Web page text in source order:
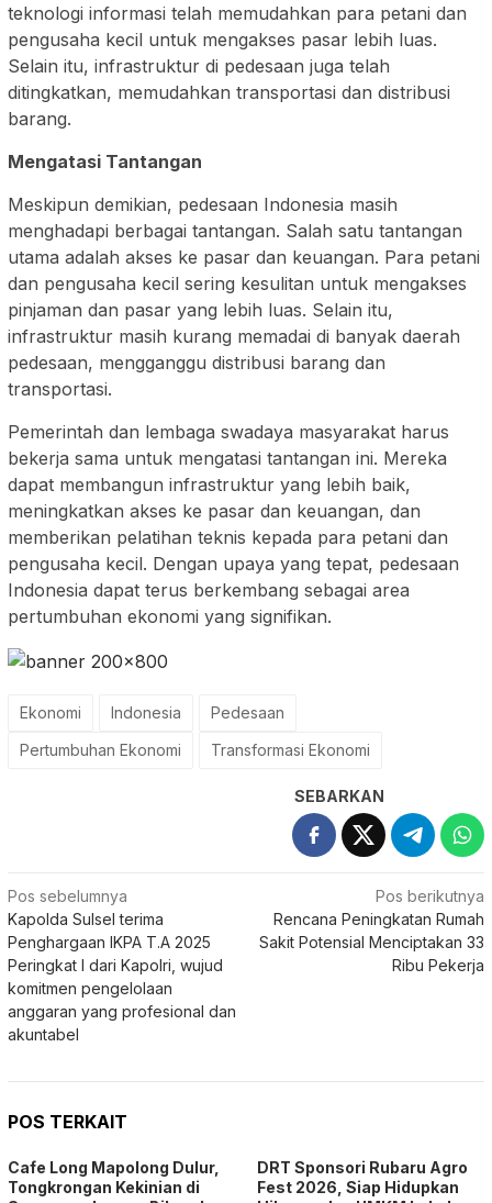
teknologi informasi telah memudahkan para petani dan
pengusaha kecil untuk mengakses pasar lebih luas.
Selain itu, infrastruktur di pedesaan juga telah
ditingkatkan, memudahkan transportasi dan distribusi
barang.
Mengatasi Tantangan
Meskipun demikian, pedesaan Indonesia masih
menghadapi berbagai tantangan. Salah satu tantangan
utama adalah akses ke pasar dan keuangan. Para petani
dan pengusaha kecil sering kesulitan untuk mengakses
pinjaman dan pasar yang lebih luas. Selain itu,
infrastruktur masih kurang memadai di banyak daerah
pedesaan, mengganggu distribusi barang dan
transportasi.
Pemerintah dan lembaga swadaya masyarakat harus
bekerja sama untuk mengatasi tantangan ini. Mereka
dapat membangun infrastruktur yang lebih baik,
meningkatkan akses ke pasar dan keuangan, dan
memberikan pelatihan teknis kepada para petani dan
pengusaha kecil. Dengan upaya yang tepat, pedesaan
Indonesia dapat terus berkembang sebagai area
pertumbuhan ekonomi yang signifikan.
Ekonomi Indonesia
Pedesaan
Pertumbuhan Ekonomi
Transformasi Ekonomi
SEBARKAN
Navigasi
pos
Pos sebelumnya
Kapolda Sulsel terima
Penghargaan IKPA T.A 2025
Peringkat I dari Kapolri, wujud
komitmen pengelolaan
anggaran yang profesional dan
akuntabel
Pos berikutnya
Rencana Peningkatan Rumah
Sakit Potensial Menciptakan 33
Ribu Pekerja
POS TERKAIT
Cafe Long Mapolong Dulur,
Tongkrongan Kekinian di
DRT Sponsori Rubaru Agro
Fest 2026, Siap Hidupkan